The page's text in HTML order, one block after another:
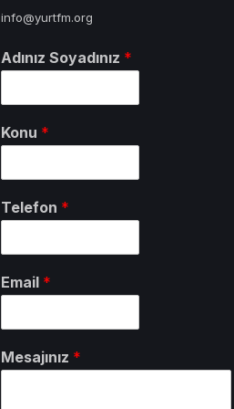
info@yurtfm.org
Adınız Soyadınız *
Konu *
Telefon *
Email *
Mesajınız *